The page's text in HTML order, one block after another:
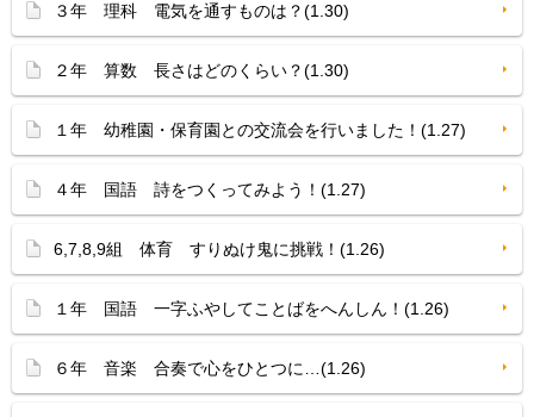
３年 理科 電気を通すものは？(1.30)
２年 算数 長さはどのくらい？(1.30)
１年 幼稚園・保育園との交流会を行いました！(1.27)
４年 国語 詩をつくってみよう！(1.27)
6,7,8,9組 体育 すりぬけ鬼に挑戦！(1.26)
１年 国語 一字ふやしてことばをへんしん！(1.26)
６年 音楽 合奏で心をひとつに…(1.26)